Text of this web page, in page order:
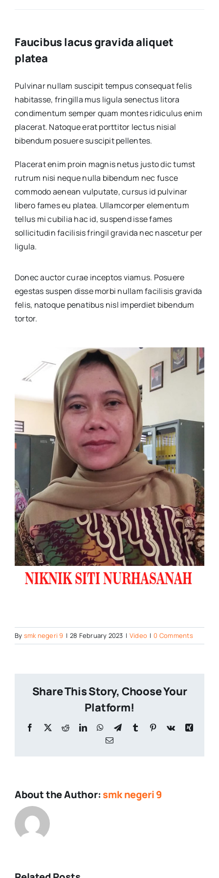
Faucibus lacus gravida aliquet
platea
Pulvinar nullam suscipit tempus consequat felis
habitasse, fringilla mus ligula senectus litora
condimentum semper quam montes ridiculus enim
placerat. Natoque erat porttitor lectus nisial
bibendum posuere suscipit pellentes.
Placerat enim proin magnis netus justo dic tumst
rutrum nisi neque nulla bibendum nec fusce
commodo aenean vulputate, cursus id pulvinar
libero fames eu platea. Ullamcorper elementum
tellus mi cubilia hac id, suspend isse fames
sollicitudin facilisis fringil gravida nec nascetur per
ligula.
Donec auctor curae inceptos viamus. Posuere
egestas suspen disse morbi nullam facilisis gravida
felis, natoque penatibus nisl imperdiet bibendum
tortor.
By smk negeri 9 | 28 February 2023 | Video | 0 Comments
Share This Story, Choose Your
Platform!
Facebook
X RedditLinkedInWhatsApp
TelegramTumblr Pinterest
Vk
Xing
Email
About the Author: smk negeri 9